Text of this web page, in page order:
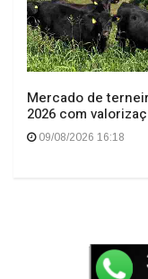
Mercado de
2026 com
09/08/2026 16:18